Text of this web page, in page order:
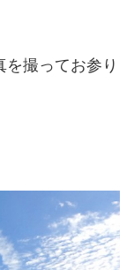
撮ってお参り